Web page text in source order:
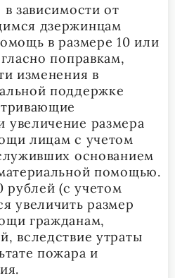
зависимости от
дзержинцам
в размере 10 или
поправкам,
изменения в
поддержке
размера
лицам с учетом
основанием
помощью.
рублей (с учетом
увеличить размер
гражданам,
вследствие утраты
пожара и